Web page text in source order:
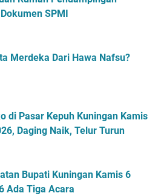
SPMI
Merdeka Dari Hawa Nafsu?
di Pasar Kepuh Kuningan Kamis
Daging Naik, Telur Turun
Bupati Kuningan Kamis 6
Ada Tiga Acara